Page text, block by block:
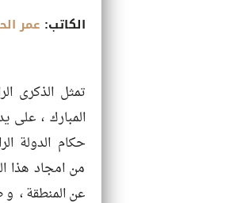
الكاتب: عمر
تمثل الذكرى
المبارك ، على
حكام الدولة
من امجاد هذا
عن المنطقة ، و